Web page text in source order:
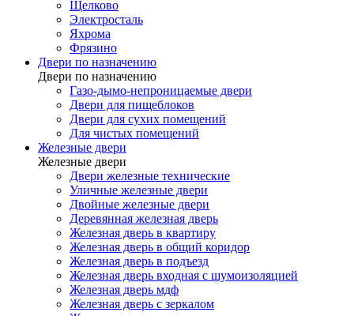
Щелково
Электросталь
Яхрома
Фрязино
Двери по назначению
Двери по назначению
Газо-дымо-непроницаемые двери
Двери для пищеблоков
Двери для сухих помещений
Для чистых помещений
Железные двери
Железные двери
Двери железные технические
Уличные железные двери
Двойные железные двери
Деревянная железная дверь
Железная дверь в квартиру
Железная дверь в общий коридор
Железная дверь в подъезд
Железная дверь входная с шумоизоляцией
Железная дверь мдф
Железная дверь с зеркалом